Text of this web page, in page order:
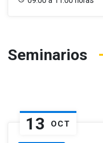
Seminarios
13 OCT